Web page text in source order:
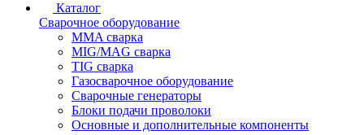
Каталог
Сварочное оборудование
MMA сварка
MIG/MAG сварка
TIG сварка
Газосварочное оборудование
Сварочные генераторы
Блоки подачи проволоки
Основные и дополнительные компоненты